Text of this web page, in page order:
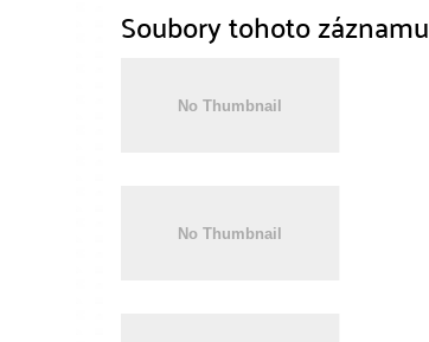
Soubory tohoto záznamu